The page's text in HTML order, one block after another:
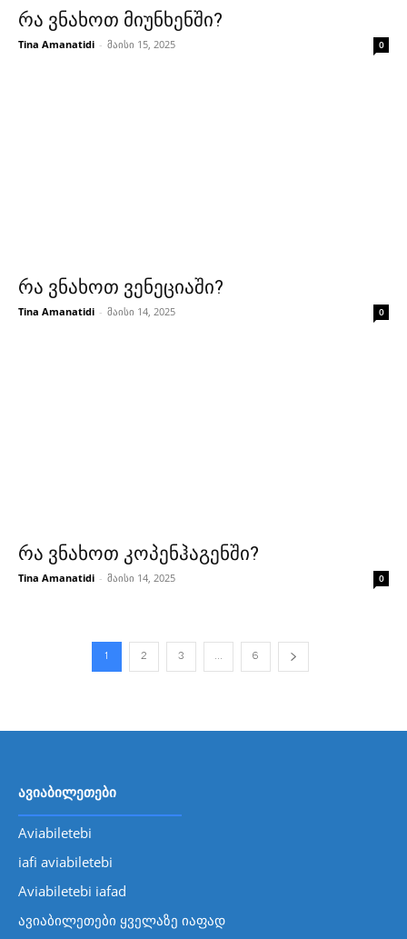
რა ვნახოთ მიუნხენში?
Tina Amanatidi - მაისი 15, 2025 0
რა ვნახოთ ვენეციაში?
Tina Amanatidi - მაისი 14, 2025 0
რა ვნახოთ კოპენჰაგენში?
Tina Amanatidi - მაისი 14, 2025 0
1 2 3 ... 6
ავიაბილეთები
Aviabiletebi
iafi aviabiletebi
Aviabiletebi iafad
ავიაბილეთები ყველაზე იაფად